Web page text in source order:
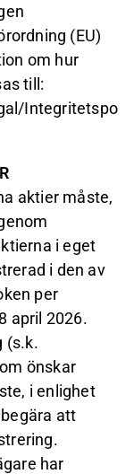
(EU)
om hur
till:
Integritetspo
aktier måste,
i eget
i den av
per
april 2026.
(s.k.
önskar
i enlighet
att
har